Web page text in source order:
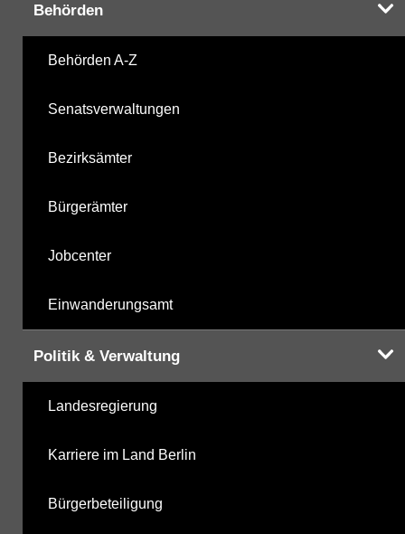
Behörden
Behörden A-Z
Senatsverwaltungen
Bezirksämter
Bürgerämter
Jobcenter
Einwanderungsamt
Politik & Verwaltung
Landesregierung
Karriere im Land Berlin
Bürgerbeteiligung